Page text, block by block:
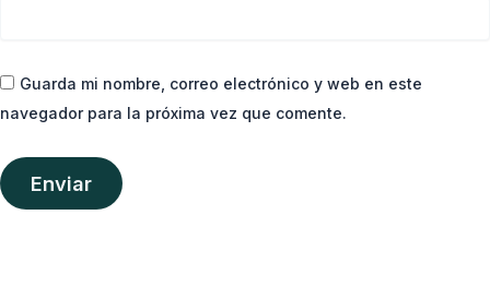
Guarda mi nombre, correo electrónico y web en este
navegador para la próxima vez que comente.